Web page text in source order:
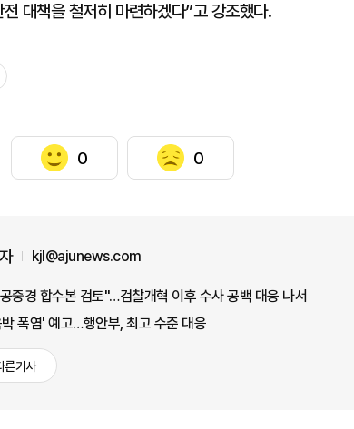
대책을 철저히 마련하겠다”고 강조했다.
0 0
kjl@ajunews.com
중경 합수본 검토"…검찰개혁 이후 수사 공백 대응 나서
폭염' 예고…행안부, 최고 수준 대응
른기사